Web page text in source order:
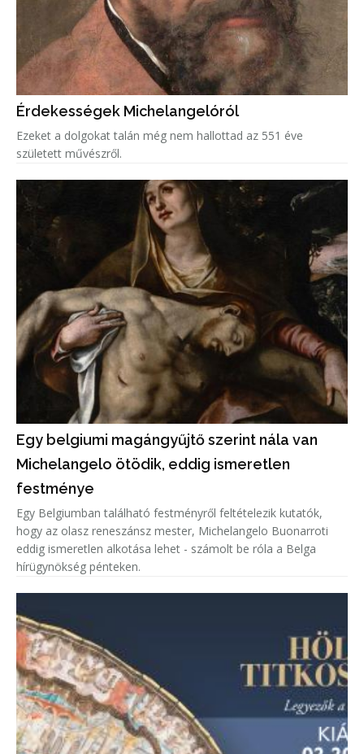
Érdekességek Michelangelóról
Ezeket a dolgokat talán még nem hallottad az 551 éve
született művészről.
Egy belgiumi magángyűjtő szerint nála van
Michelangelo ötödik, eddig ismeretlen
festménye
Egy Belgiumban található festményről feltételezik kutatók,
hogy az olasz reneszánsz mester, Michelangelo Buonarroti
eddig ismeretlen alkotása lehet - számolt be róla a Belga
hírügynökség pénteken.